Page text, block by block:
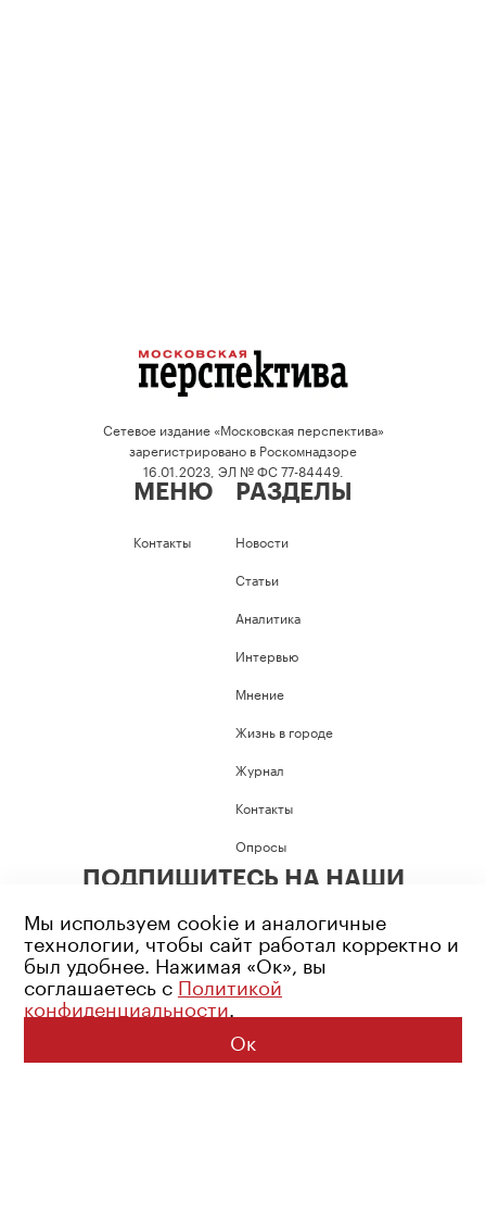
Сетевое издание «Московская перспектива»
зарегистрировано в Роскомнадзоре
16.01.2023, ЭЛ № ФС 77-84449.
МЕНЮ
Контакты
РАЗДЕЛЫ
Новости
Статьи
Аналитика
Интервью
Мнение
Жизнь в городе
Журнал
Контакты
Опросы
ПОДПИШИТЕСЬ НА НАШИ
Возрастное ограничение: 16+
Политика конфиденциальности
© 2026 Все права защищены
Мы используем cookie и аналогичные
технологии, чтобы сайт работал корректно и
был удобнее. Нажимая «Ок», вы
соглашаетесь с Политикой
конфиденциальности.
Ок